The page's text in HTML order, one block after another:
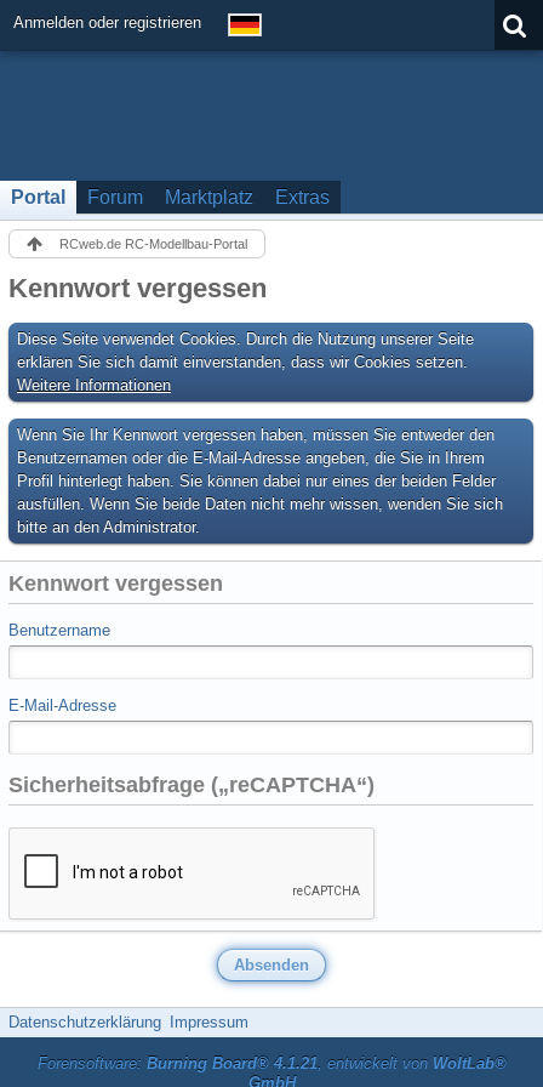
Anmelden oder registrieren
Portal Forum Marktplatz Extras
RCweb.de RC-Modellbau-Portal
Kennwort vergessen
Diese Seite verwendet Cookies. Durch die Nutzung unserer Seite
erklären Sie sich damit einverstanden, dass wir Cookies setzen.
Weitere Informationen
Wenn Sie Ihr Kennwort vergessen haben, müssen Sie entweder den
Benutzernamen oder die E-Mail-Adresse angeben, die Sie in Ihrem
Profil hinterlegt haben. Sie können dabei nur eines der beiden Felder
ausfüllen. Wenn Sie beide Daten nicht mehr wissen, wenden Sie sich
bitte an den Administrator.
Kennwort vergessen
Benutzername
E-Mail-Adresse
Sicherheitsabfrage („reCAPTCHA“)
Datenschutzerklärung Impressum
Forensoftware: Burning Board® 4.1.21, entwickelt von WoltLab®
GmbH